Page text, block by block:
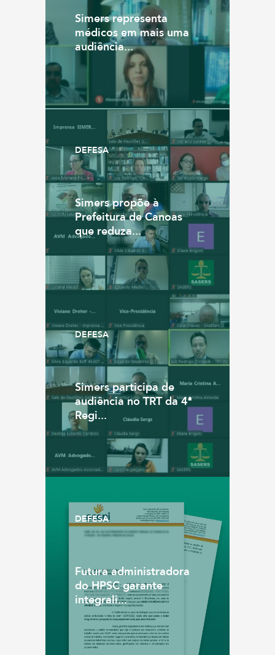
Simers representa
médicos em mais uma
audiência...
DEFESA
Simers propõe à
Prefeitura de Canoas
que reduza...
DEFESA
Simers participa de
audiência no TRT da 4ª
Regi...
DEFESA
Futura administradora
do HPSC garante
integrali...